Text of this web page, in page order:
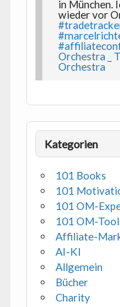
in München.
wieder vor
Orchestra _
Orchestra
Kategorien
101 Books
101
101 OM-
101 OM-
Affiliate-
AI-KI
Allgemein
Bücher
Charity